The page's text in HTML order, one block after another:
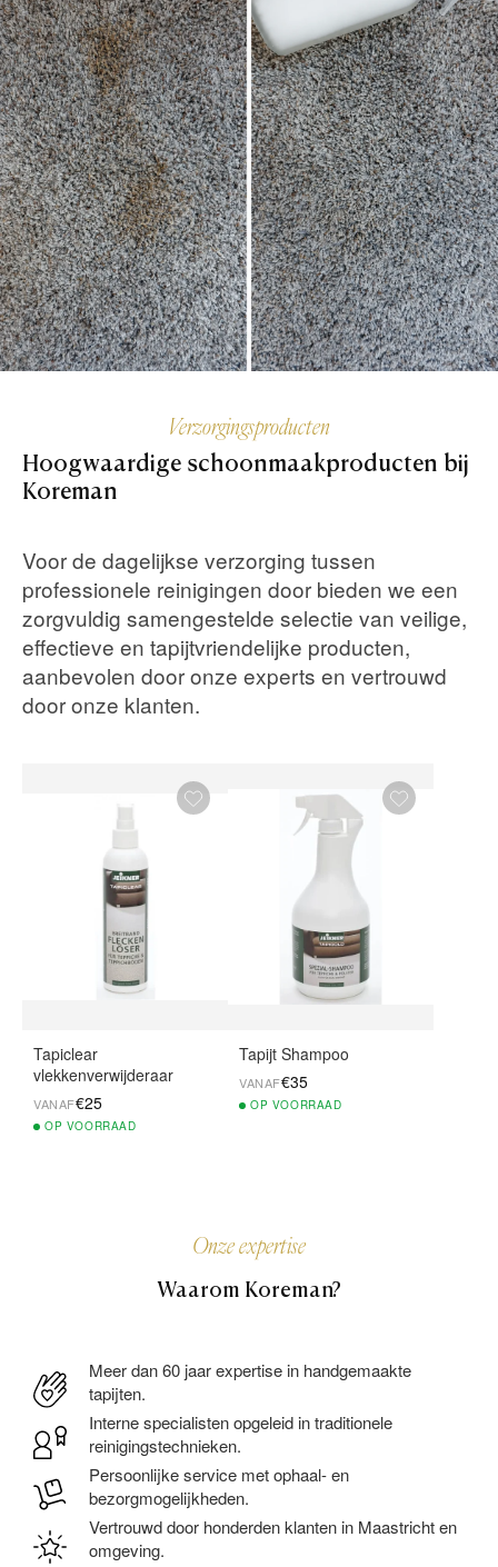
Verzorgingsproducten
Hoogwaardige schoonmaakproducten bij
Koreman
Voor de dagelijkse verzorging tussen
professionele reinigingen door bieden we een
zorgvuldig samengestelde selectie van veilige,
effectieve en tapijtvriendelijke producten,
aanbevolen door onze experts en vertrouwd
door onze klanten.
Tapiclear
vlekkenverwijderaar
VANAF€25
OP VOORRAAD
Tapijt Shampoo
VANAF€35
OP VOORRAAD
Onze expertise
Waarom Koreman?
Meer dan 60 jaar expertise in handgemaakte
tapijten.
Interne specialisten opgeleid in traditionele
reinigingstechnieken.
Persoonlijke service met ophaal- en
bezorgmogelijkheden.
Vertrouwd door honderden klanten in Maastricht en
omgeving.